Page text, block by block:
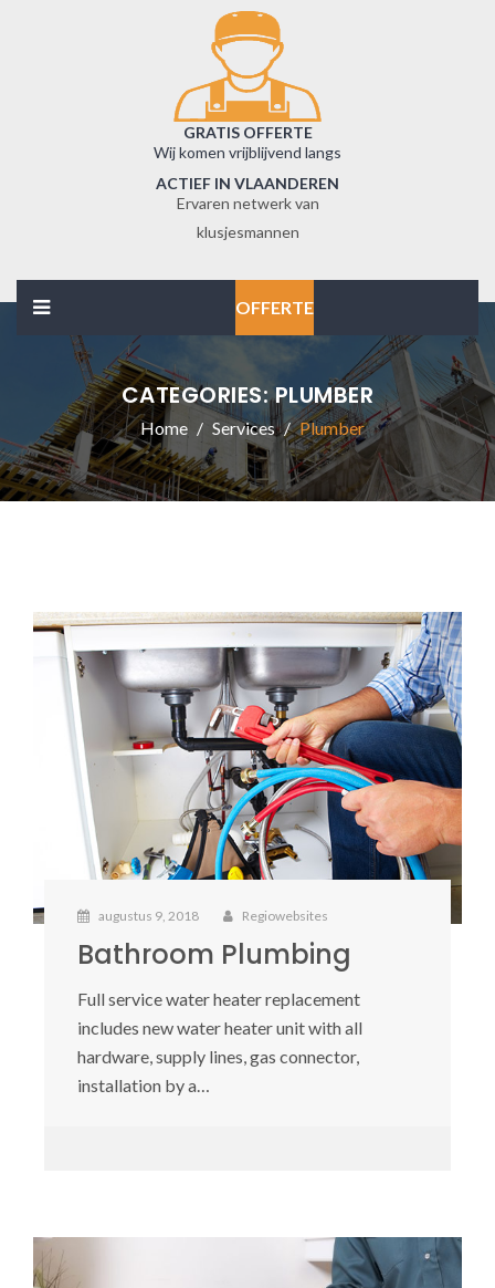
GRATIS OFFERTE
Wij komen vrijblijvend langs
ACTIEF IN VLAANDEREN
Ervaren netwerk van
klusjesmannen
OFFERTE
CATEGORIES:PLUMBER
Home Services Plumber
augustus 9, 2018 Regiowebsites
Bathroom Plumbing
Full service water heater replacement
includes new water heater unit with all
hardware, supply lines, gas connector,
installation by a…